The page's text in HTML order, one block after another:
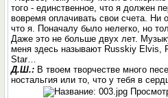
того - единственное, что я должен
вовремя оплачивать свои счета. Ни
что я. Поначалу было нелегко, но
Даже это не больше двух лет.
меня здесь называют Russkiy Elvis,
Star…
Д.Ш.: В твоем творчестве много
ностальгия или то, что у тебя в